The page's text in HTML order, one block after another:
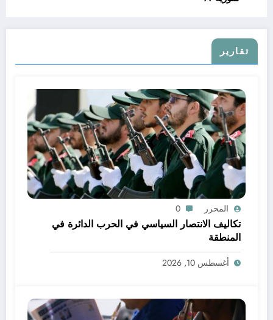
تقارير
المحرر 0
تكاليف الانتصار السياسي في الحرب الدائرة في
المنطقة
أغسطس 10, 2026